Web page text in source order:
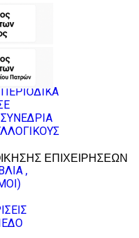
,
ΕΠΙΧΕΙΡΗΣΕΩΝ